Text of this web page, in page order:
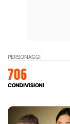
PERSONAGGI
706
CONDIVISIONI